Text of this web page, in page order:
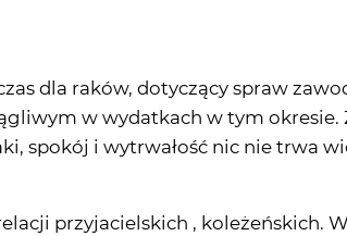
dla raków, dotyczący spraw
w wydatkach w tym okresie.
spokój i wytrwałość nic nie trwa
przyjacielskich , koleżeńskich.